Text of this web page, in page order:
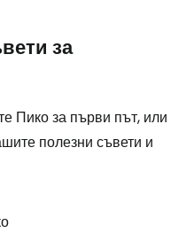
за
Пико за първи път, или
полезни съвети и